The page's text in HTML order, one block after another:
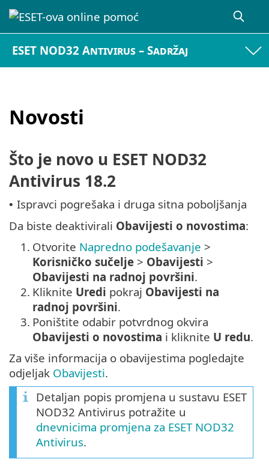
ESET NOD32 Antivirus – Sadržaj
Novosti
Što je novo u ESET NOD32
Antivirus 18.2
• Ispravci pogrešaka i druga sitna poboljšanja
Da biste deaktivirali Obavijesti o novostima:
1. Otvorite Napredno podešavanje >
Korisničko sučelje > Obavijesti >
Obavijesti na radnoj površini.
2. Kliknite Uredi pokraj Obavijesti na
radnoj površini.
3. Poništite odabir potvrdnog okvira
Obavijesti o novostima i kliknite U redu.
Za više informacija o obavijestima pogledajte
odjeljak Obavijesti.
Detaljan popis promjena u sustavu ESET
NOD32 Antivirus potražite u
dnevnicima promjena za ESET NOD32
Antivirus.